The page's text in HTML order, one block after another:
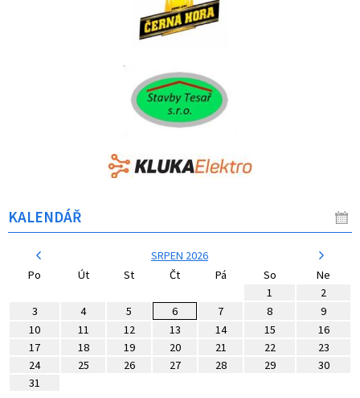
KALENDÁŘ
SRPEN 2026
Po
Út St Čt Pá So
Ne
1
2
3
4 5 6 7 8
9
10
11 12 13 14 15
16
17
18 19 20 21 22
23
24
25 26 27 28 29
30
31